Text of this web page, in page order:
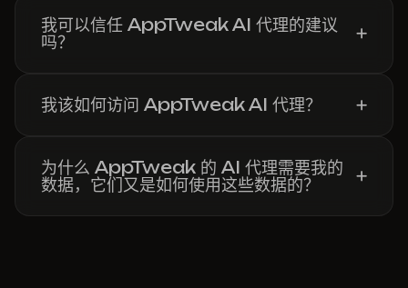
我可以信任 AppTweak AI 代理的建议
吗？
我该如何访问 AppTweak AI 代理？
为什么 AppTweak 的 AI 代理需要我的
数据，它们又是如何使用这些数据的？